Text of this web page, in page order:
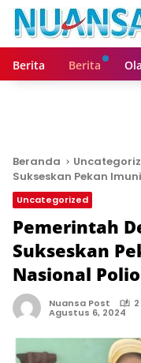
Berita Berita
Beranda
Sukseskan Pekan
Uncategorized
Pemerintah
Sukseskan
Nasional Polio
Nuansa Post
Agustus 6, 2024